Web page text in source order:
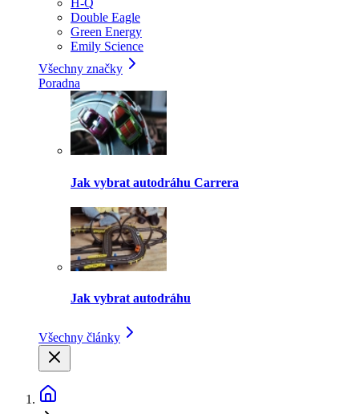
H-Q
Double Eagle
Green Energy
Emily Science
Všechny značky
Poradna
Jak vybrat autodráhu Carrera
Jak vybrat autodráhu
Všechny články